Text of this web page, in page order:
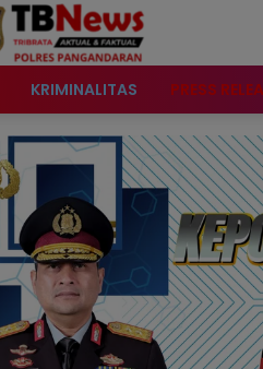
KRIMINALITAS PRESS